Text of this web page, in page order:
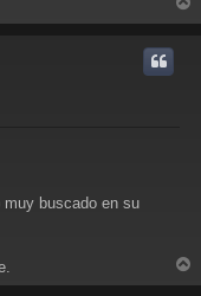
r
buscado en su
r